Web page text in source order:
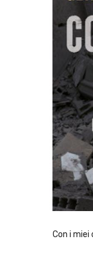
Con i miei